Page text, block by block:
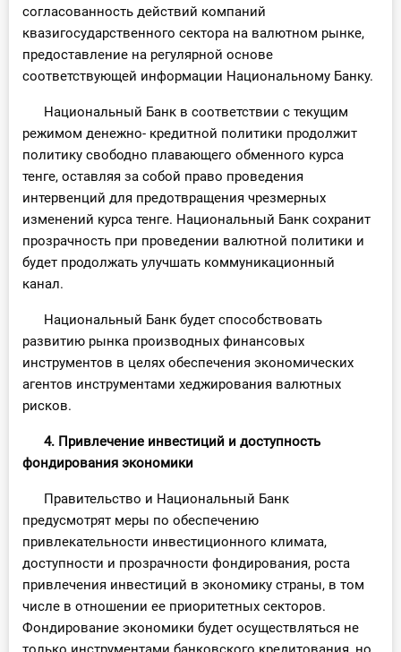
согласованность действий компаний
квазигосударственного сектора на валютном рынке,
предоставление на регулярной основе
соответствующей информации Национальному Банку.
Национальный Банк в соответствии с текущим
режимом денежно- кредитной политики продолжит
политику свободно плавающего обменного курса
тенге, оставляя за собой право проведения
интервенций для предотвращения чрезмерных
изменений курса тенге. Национальный Банк сохранит
прозрачность при проведении валютной политики и
будет продолжать улучшать коммуникационный
канал.
Национальный Банк будет способствовать
развитию рынка производных финансовых
инструментов в целях обеспечения экономических
агентов инструментами хеджирования валютных
рисков.
4. Привлечение инвестиций и доступность
фондирования экономики
Правительство и Национальный Банк
предусмотрят меры по обеспечению
привлекательности инвестиционного климата,
доступности и прозрачности фондирования, роста
привлечения инвестиций в экономику страны, в том
числе в отношении ее приоритетных секторов.
Фондирование экономики будет осуществляться не